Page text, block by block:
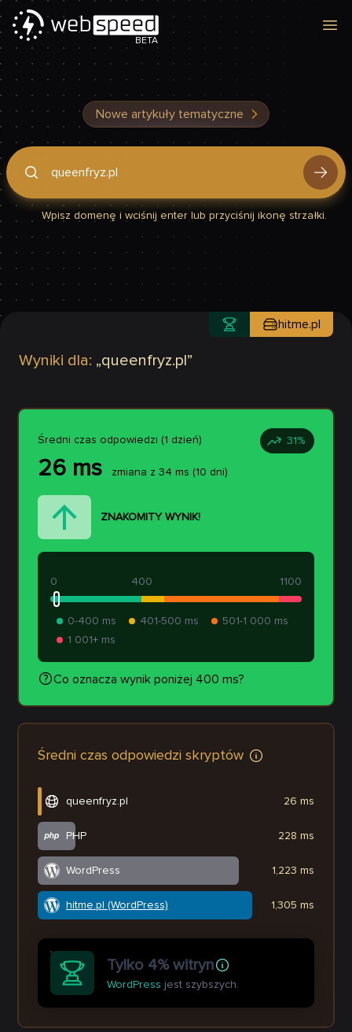
BETA
Nowe artykuły tematyczne
Podaj domenę, by sprawdzić, czy Twoja strona jest szybka
Wpisz domenę i wciśnij enter lub przyciśnij ikonę strzałki.
Wyniki dla: „queenfryz.pl ”
hitme.pl
Średni czas odpowiedzi (1 dzień) 31 %
26 ms zmiana z 34 ms (10 dni)
ZNAKOMITY WYNIK!
400
0 1100
0-400 ms 401-500 ms
501-1 000 ms
1 001+ ms
Co oznacza wynik poniżej 400 ms?
Średni czas odpowiedzi skryptów
queenfryz.pl
PHP
WordPress
hitme.pl (WordPress)
26 ms
228 ms
1,223 ms
1,305 ms
Tylko 4% witryn
WordPress jest szybszych.